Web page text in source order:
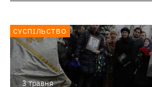
3 травня
СУСПІЛЬСТВО